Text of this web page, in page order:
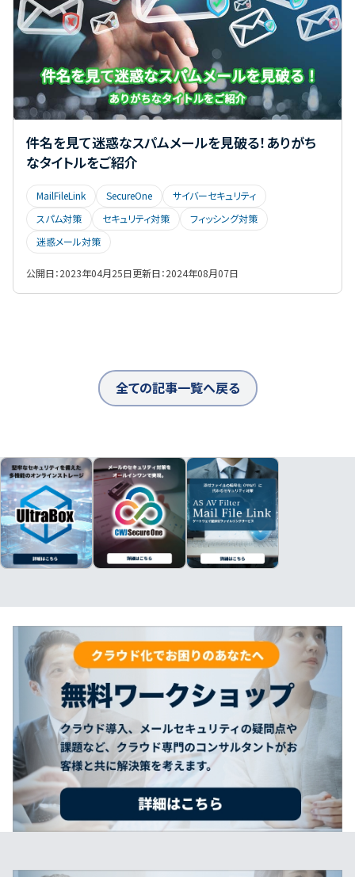
件名を見て迷惑なスパムメールを見破る！ありがち
なタイトルをご紹介
MailFileLink SecureOne
サイバーセキュリティ
スパム対策
セキュリティ対策
フィッシング対策
迷惑メール対策
公開日：2023年04月25日更新日：2024年08月07日
全ての記事一覧へ戻る